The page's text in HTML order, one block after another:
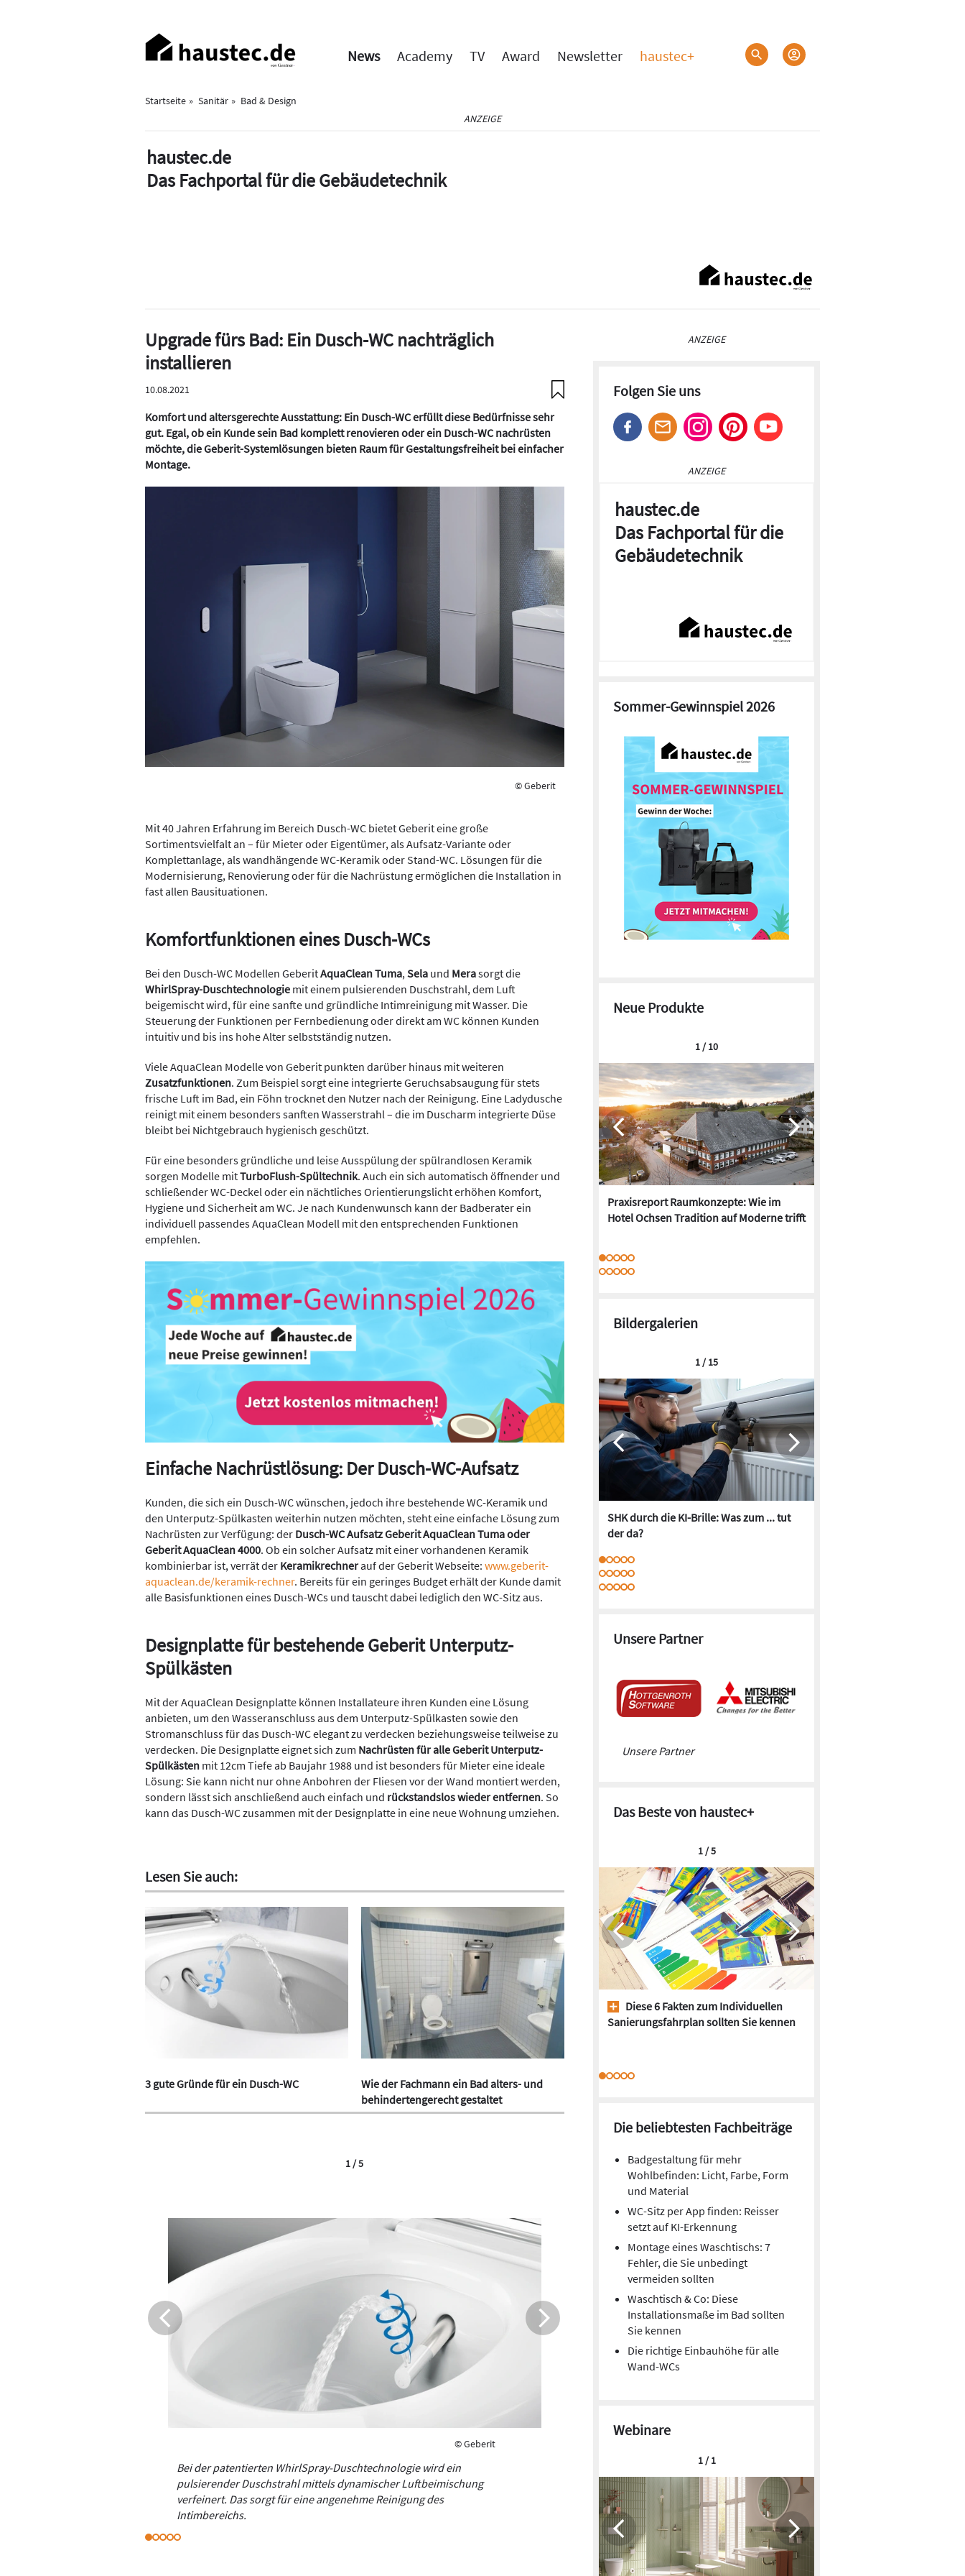
Haupt-
Navigation
News Academy TV Award Newsletter haustec+
Startseite Sanitär
Bad & Design
ANZEIGE
haustec.de
Das Fachportal für die Gebäudetechnik
Upgrade fürs Bad: Ein Dusch-WC nachträglich
installieren
10.08.2021
Komfort und altersgerechte Ausstattung: Ein Dusch-WC erfüllt diese Bedürfnisse sehr
gut. Egal, ob ein Kunde sein Bad komplett renovieren oder ein Dusch-WC nachrüsten
möchte, die Geberit-Systemlösungen bieten Raum für Gestaltungsfreiheit bei einfacher
Montage.
© Geberit
Mit 40 Jahren Erfahrung im Bereich Dusch-WC bietet Geberit eine große
Sortimentsvielfalt an – für Mieter oder Eigentümer, als Aufsatz-Variante oder
Komplettanlage, als wandhängende WC-Keramik oder Stand-WC. Lösungen für die
Modernisierung, Renovierung oder für die Nachrüstung ermöglichen die Installation in
fast allen Bausituationen.
Komfortfunktionen eines Dusch-WCs
Bei den Dusch-WC Modellen GeberitAquaClean Tuma, Sela und Merasorgt die
WhirlSpray-Duschtechnologie mit einem pulsierenden Duschstrahl, dem Luft
beigemischt wird, für eine sanfte und gründliche Intimreinigung mit Wasser. Die
Steuerung der Funktionen per Fernbedienung oder direkt am WC können Kunden
intuitiv und bis ins hohe Alter selbstständig nutzen.
Viele AquaClean Modelle von Geberit punkten darüber hinaus mit weiteren
Zusatzfunktionen. Zum Beispiel sorgt eine integrierte Geruchsabsaugung für stets
frische Luft im Bad, ein Föhn trocknet den Nutzer nach der Reinigung. Eine Ladydusche
reinigt mit einem besonders sanften Wasserstrahl – die im Duscharm integrierte Düse
bleibt bei Nichtgebrauch hygienisch geschützt.
Für eine besonders gründliche und leise Ausspülung der spülrandlosen Keramik
sorgen Modelle mitTurboFlush-Spültechnik. Auch ein sich automatisch öffnender und
schließender WC-Deckel oder ein nächtliches Orientierungslicht erhöhen Komfort,
Hygiene und Sicherheit am WC. Je nach Kundenwunsch kann der Badberater ein
individuell passendes AquaClean Modell mit den entsprechenden Funktionen
empfehlen.
Einfache Nachrüstlösung: Der Dusch-WC-Aufsatz
Kunden, die sich ein Dusch-WC wünschen, jedoch ihre bestehende WC-Keramik und
den Unterputz-Spülkasten weiterhin nutzen möchten, steht eine einfache Lösung zum
Nachrüsten zur Verfügung: der Dusch-WC Aufsatz Geberit AquaClean Tuma oder
Geberit AquaClean 4000. Ob ein solcher Aufsatz mit einer vorhandenen Keramik
kombinierbar ist, verrät der Keramikrechnerauf der Geberit Webseite: www.geberit-
aquaclean.de/keramik-rechner. Bereits für ein geringes Budget erhält der Kunde damit
alle Basisfunktionen eines Dusch-WCs und tauscht dabei lediglich den WC-Sitz aus.
Designplatte für bestehende Geberit Unterputz-
Spülkästen
Mit der AquaClean Designplatte können Installateure ihren Kunden eine Lösung
anbieten, um den Wasseranschluss aus dem Unterputz-Spülkasten sowie den
Stromanschluss für das Dusch-WC elegant zu verdecken beziehungsweise teilweise zu
verdecken. Die Designplatte eignet sich zum Nachrüsten für alle Geberit Unterputz-
Spülkästen mit 12cm Tiefe ab Baujahr 1988 und ist besonders für Mieter eine ideale
Lösung: Sie kann nicht nur ohne Anbohren der Fliesen vor der Wand montiert werden,
sondern lässt sich anschließend auch einfach und rückstandslos wieder entfernen. So
kann das Dusch-WC zusammen mit der Designplatte in eine neue Wohnung umziehen.
Lesen Sie auch:
Wie der Fachmann ein Bad alters- und
behindertengerecht gestaltet
3 gute Gründe für ein Dusch-WC
© Geberit
Bei der patentierten WhirlSpray-Duschtechnologie wird ein
pulsierender Duschstrahl mittels dynamischer Luftbeimischung
verfeinert. Das sorgt für eine angenehme Reinigung des
Intimbereichs.
Soll der bestehende Unterputz-Spülkasten weiterhin genutzt
werden, kann ein Dusch-WC mit der AquaClean Designplatte
und lässt sich ohne Eingriff in die Vorwand verbauen bzw. wieder
entfernen.
1 / 5
ANZEIGE
Folgen Sie uns
ANZEIGE
haustec.de
Das Fachportal für die
Gebäudetechnik
Sommer-Gewinnspiel 2026
Neue Produkte
Praxisreport Raumkonzepte: Wie im
Hotel Ochsen Tradition auf Moderne trifft
1 / 10
Bildergalerien
SHK durch die KI-Brille: Was zum ... tut
der da?
1 / 15
Unsere Partner
Unsere Partner
Das Beste von haustec+
Diese 6 Fakten zum Individuellen
Sanierungsfahrplan sollten Sie kennen
1 / 5
Die beliebtesten Fachbeiträge
Badgestaltung für mehr
Wohlbefinden: Licht, Farbe, Form
und Material
WC-Sitz per App finden: Reisser
setzt auf KI-Erkennung
Montage eines Waschtischs: 7
Fehler, die Sie unbedingt
vermeiden sollten
Waschtisch & Co: Diese
Installationsmaße im Bad sollten
Sie kennen
Die richtige Einbauhöhe für alle
Wand-WCs
Webinare
1 / 1